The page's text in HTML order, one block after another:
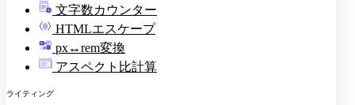
文字数カウンター
HTMLエスケープ
px↔rem変換
アスペクト比計算
ライティング